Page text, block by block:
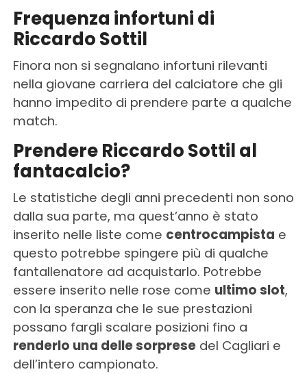
Frequenza infortuni di
Riccardo Sottil
Finora non si segnalano infortuni rilevanti
nella giovane carriera del calciatore che gli
hanno impedito di prendere parte a qualche
match.
Prendere Riccardo Sottil al
fantacalcio?
Le statistiche degli anni precedenti non sono
dalla sua parte, ma quest’anno è stato
inserito nelle liste come centrocampista e
questo potrebbe spingere più di qualche
fantallenatore ad acquistarlo. Potrebbe
essere inserito nelle rose come ultimo slot,
con la speranza che le sue prestazioni
possano fargli scalare posizioni fino a
renderlo una delle sorpresedel Cagliari e
dell’intero campionato.